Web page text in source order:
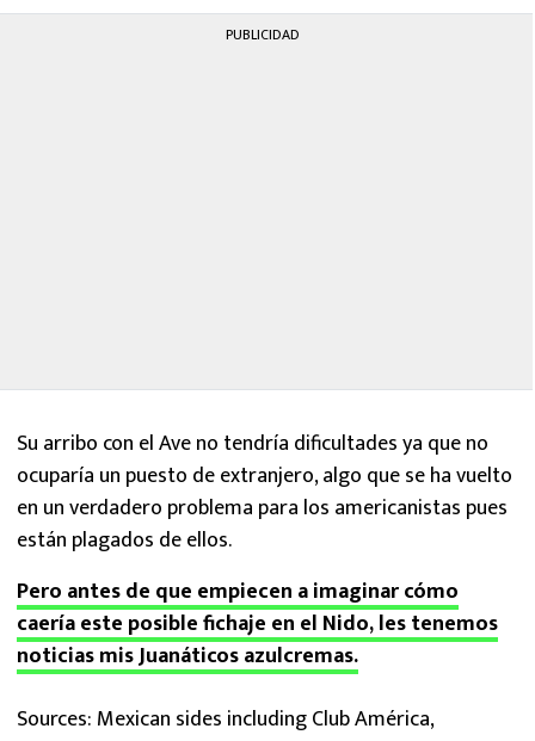
PUBLICIDAD
Su arribo con el Ave no tendría dificultades ya que no
ocuparía un puesto de extranjero, algo que se ha vuelto
en un verdadero problema para los americanistas pues
están plagados de ellos.
Pero antes de que empiecen a imaginar cómo
caería este posible fichaje en el Nido, les tenemos
noticias mis Juanáticos azulcremas.
Sources: Mexican sides including Club América,